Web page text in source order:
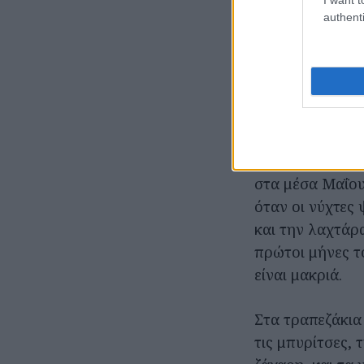
Κατοχής, και
δεις πίσω από
αγνώριστο.
Το Θησείον,
στα μέσα
όταν οι νύχτες
και την
πρώτοι μήνες
είναι μακριά.
Στα
τις μπυρίτσες,